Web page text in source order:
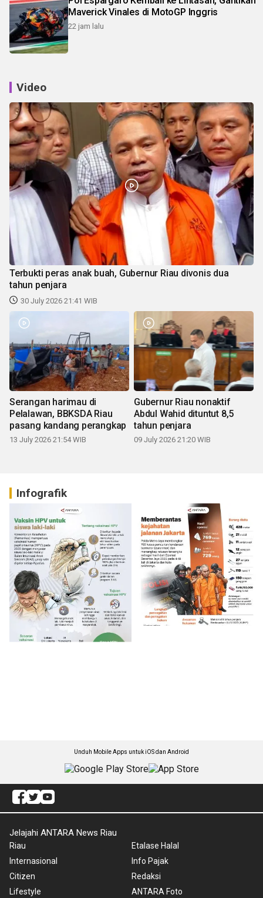
Maverick Vinales di MotoGP Inggris
22 jam lalu
Video
Terbukti peras anak buah, Gubernur Riau divonis dua
tahun penjara
30 July 2026 21:41 WIB
Serangan harimau di
Pelalawan, BBKSDA Riau
pasang kandang perangkap
13 July 2026 21:54 WIB
Gubernur Riau nonaktif
Abdul Wahid dituntut 8,5
tahun penjara
09 July 2026 21:20 WIB
Infografik
Unduh Mobile Apps untuk iOS dan Android
Jelajahi ANTARA News Riau
Riau
Internasional
Citizen
Lifestyle
Etalase Halal
Info Pajak
Redaksi
ANTARA Foto